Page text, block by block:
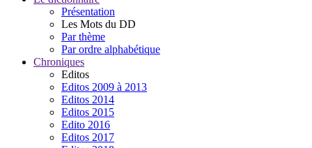
Présentation
Les Mots du DD
Par thème
Par ordre alphabétique
Chroniques
Editos
Editos 2009 à 2013
Editos 2014
Editos 2015
Edito 2016
Editos 2017